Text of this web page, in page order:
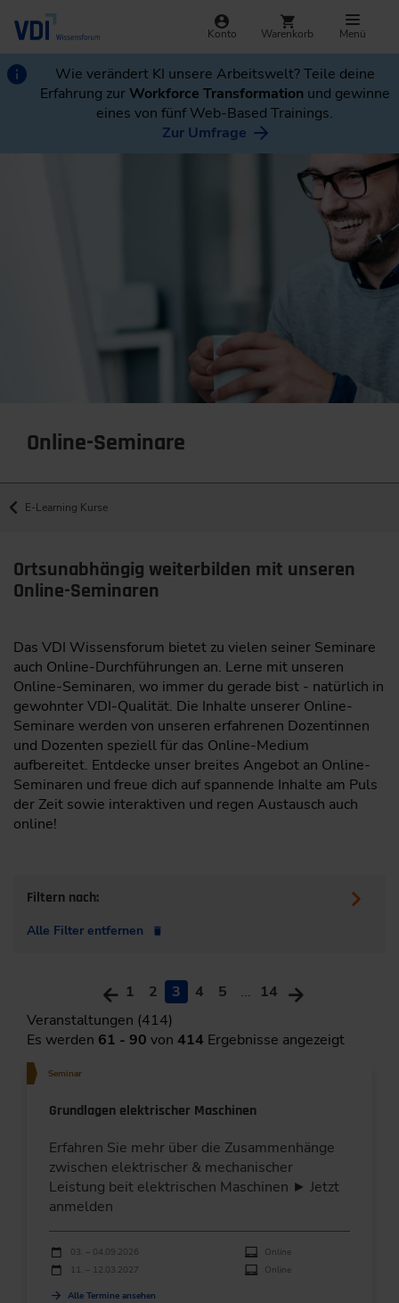
Konto Warenkorb Menü
Wie verändert KI unsere Arbeitswelt? Teile deine
Erfahrung zurWorkforce Transformation und gewinne
eines von fünf Web-Based Trainings.
Zur Umfrage
Online-Seminare
E-Learning Kurse
Ortsunabhängig weiterbilden mit unseren
Online-Seminaren
Das VDI Wissensforum bietet zu vielen seiner Seminare
auch Online-Durchführungen an. Lerne mit unseren
Online-Seminaren, wo immer du gerade bist - natürlich in
gewohnter VDI-Qualität. Die Inhalte unserer Online-
Seminare werden von unseren erfahrenen Dozentinnen
und Dozenten speziell für das Online-Medium
aufbereitet. Entdecke unser breites Angebot an Online-
Seminaren und freue dich auf spannende Inhalte am Puls
der Zeit sowie interaktiven und regen Austausch auch
online!
Filtern nach:
Alle Filter entfernen
1 2 3 4 5 ... 14
Veranstaltungen (414)
Es werden 61 - 90 von 414 Ergebnisse angezeigt
Seminar
Grundlagen elektrischer Maschinen
Erfahren Sie mehr über die Zusammenhänge
zwischen elektrischer & mechanischer
Leistung beit elektrischen Maschinen ► Jetzt
anmelden
Durchführungen
Veranstaltungsdatum
03. – 04.09.2026
Online
11. – 12.03.2027
Online
Alle Termine ansehen